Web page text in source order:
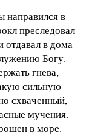
в
преследовал
отдавал в дома
Богу.
гнева,
сильную
схва­ченный,
мучения.
в море.